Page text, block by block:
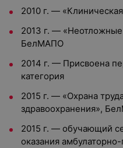
2010 г. —
2013 г. — «Неотложные
БелМАПО
2014 г. — Присвоена
категория
2015 г. — «Охрана
здравоохранения»,
2015 г. — обучающий
оказания